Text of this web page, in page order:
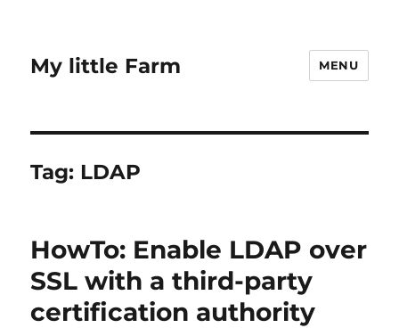
My little Farm MENU
Tag: LDAP
HowTo: Enable LDAP over
SSL with a third-party
certification authority